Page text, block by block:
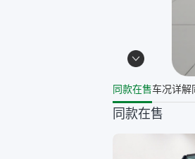
同款在售车况详解
同款在售